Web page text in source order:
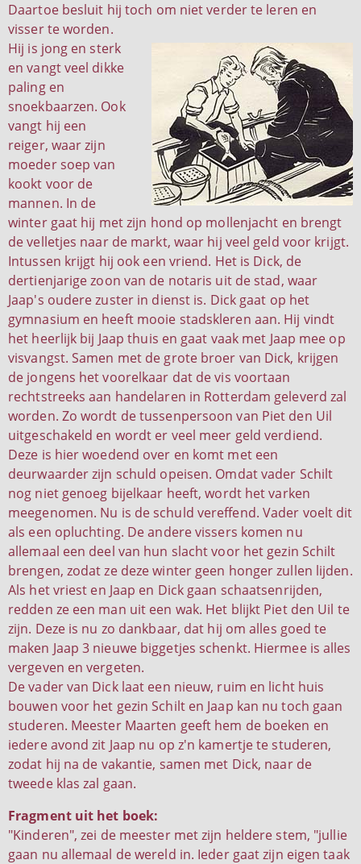
Daartoe besluit hij toch om niet verder te leren en
visser te worden.
Hij is jong en sterk
en vangt veel dikke
paling en
snoekbaarzen. Ook
vangt hij een
reiger, waar zijn
moeder soep van
kookt voor de
mannen. In de
winter gaat hij met zijn hond op mollenjacht en brengt
de velletjes naar de markt, waar hij veel geld voor krijgt.
Intussen krijgt hij ook een vriend. Het is Dick, de
dertienjarige zoon van de notaris uit de stad, waar
Jaap's oudere zuster in dienst is. Dick gaat op het
gymnasium en heeft mooie stadskleren aan. Hij vindt
het heerlijk bij Jaap thuis en gaat vaak met Jaap mee op
visvangst. Samen met de grote broer van Dick, krijgen
de jongens het voorelkaar dat de vis voortaan
rechtstreeks aan handelaren in Rotterdam geleverd zal
worden. Zo wordt de tussenpersoon van Piet den Uil
uitgeschakeld en wordt er veel meer geld verdiend.
Deze is hier woedend over en komt met een
deurwaarder zijn schuld opeisen. Omdat vader Schilt
nog niet genoeg bijelkaar heeft, wordt het varken
meegenomen. Nu is de schuld vereffend. Vader voelt dit
als een opluchting. De andere vissers komen nu
allemaal een deel van hun slacht voor het gezin Schilt
brengen, zodat ze deze winter geen honger zullen lijden.
Als het vriest en Jaap en Dick gaan schaatsenrijden,
redden ze een man uit een wak. Het blijkt Piet den Uil te
zijn. Deze is nu zo dankbaar, dat hij om alles goed te
maken Jaap 3 nieuwe biggetjes schenkt. Hiermee is alles
vergeven en vergeten.
De vader van Dick laat een nieuw, ruim en licht huis
bouwen voor het gezin Schilt en Jaap kan nu toch gaan
studeren. Meester Maarten geeft hem de boeken en
iedere avond zit Jaap nu op z'n kamertje te studeren,
zodat hij na de vakantie, samen met Dick, naar de
tweede klas zal gaan.
Fragment uit het boek:
"Kinderen", zei de meester met zijn heldere stem, "jullie
gaan nu allemaal de wereld in. Ieder gaat zijn eigen taak